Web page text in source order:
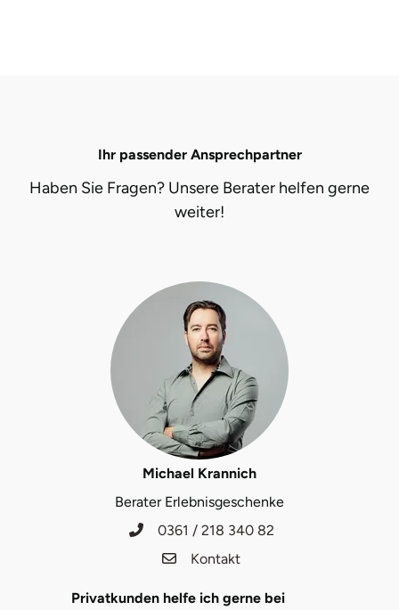
Ihr passender Ansprechpartner
Haben Sie Fragen? Unsere Berater helfen gerne
weiter!
Michael Krannich
Berater Erlebnisgeschenke
0361 / 218 340 82
Kontakt
Privatkunden helfe ich gerne bei
Flensburg
Fürstenfeldbruck